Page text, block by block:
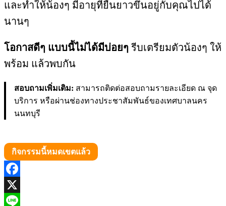
และทำให้น้องๆ มีอายุที่ยืนยาวขึ้นอยู่กับคุณไปได้
นานๆ
โอกาสดีๆ แบบนี้ไม่ได้มีบ่อยๆ รีบเตรียมตัวน้องๆ ให้
พร้อม แล้วพบกัน
สอบถามเพิ่มเติม: สามารถติดต่อสอบถามรายละเอียด ณ จุด
บริการ หรือผ่านช่องทางประชาสัมพันธ์ของเทศบาลนคร
นนทบุรี
กิจกรรมนี้หมดเขตแล้ว
Facebook
X